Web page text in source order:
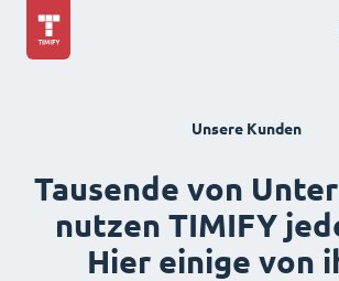
Unsere Kunden
Tausende von
nutzen TIMIFY
Hier einige von